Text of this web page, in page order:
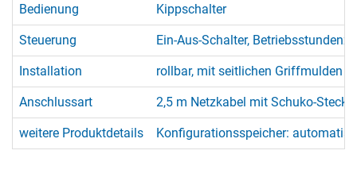
Bedienung Kippschalter
Steuerung Ein-Aus-Schalter,
Installation rollbar, mit seitlichen Griffmulden
Anschlussart 2,5 m Netzkabel mit Schuko-Stecker
weitere Produktdetails Konfigurationsspeicher: